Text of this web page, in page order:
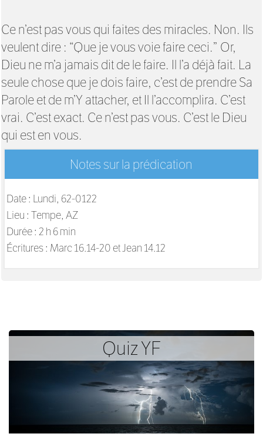
Ce n’est pas vous qui faites des miracles. Non. Ils
veulent dire : “Que je vous voie faire ceci.” Or,
Dieu ne m’a jamais dit de le faire. Il l’a déjà fait. La
seule chose que je dois faire, c’est de prendre Sa
Parole et de m’Y attacher, et Il l’accomplira. C’est
vrai. C’est exact. Ce n’est pas vous. C’est le Dieu
qui est en vous.
Notes sur la prédication
Date : Lundi, 62-0122
Lieu : Tempe, AZ
Durée : 2 h 6 min
Écritures : Marc 16.14-20 et Jean 14.12
Quiz YF